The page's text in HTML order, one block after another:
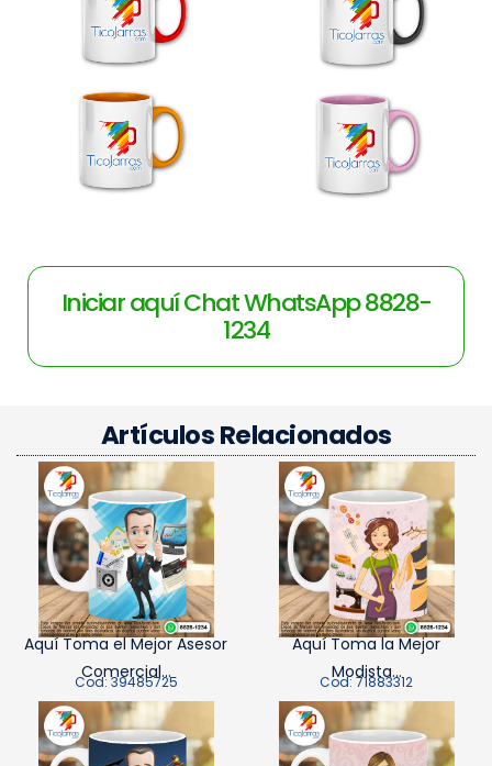
Iniciar aquí Chat WhatsApp 8828-
1234
Artículos Relacionados
Aquí Toma el Mejor Asesor
Comercial...
Cod: 39485725
Aquí Toma la Mejor
Modista...
Cod: 71883312